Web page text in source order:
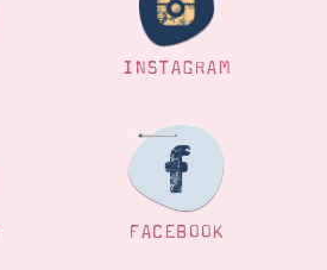
INSTAGRAM
FACEBOOK